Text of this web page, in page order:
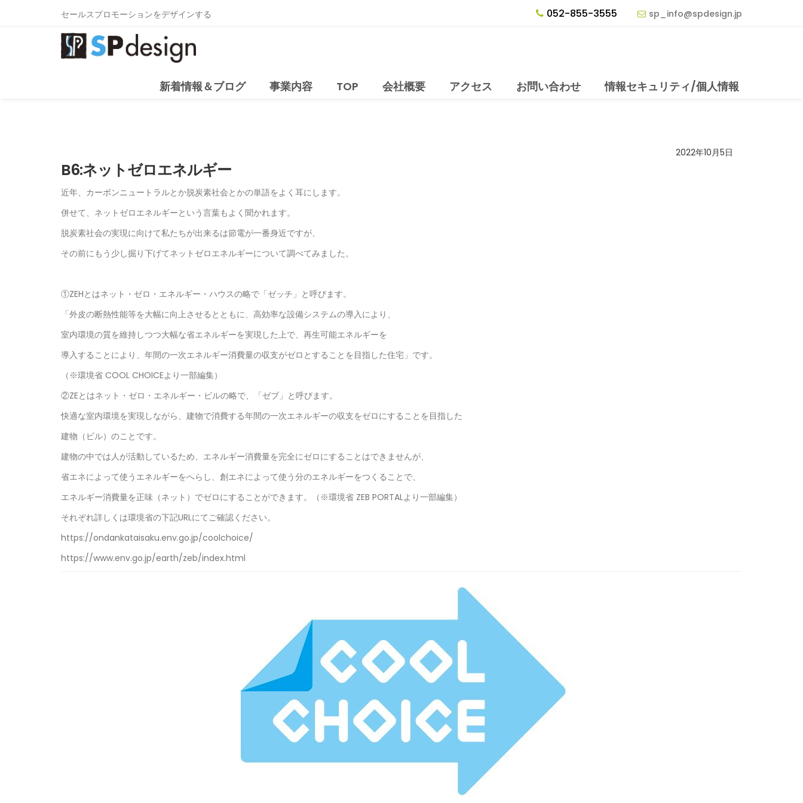
セールスプロモーションをデザインする 052-855-3555 sp_info@spdesign.jp
新着情報＆ブログ 事業内容 TOP 会社概要 アクセス お問い合わせ 情報セキュリティ/個人情報
2022年10月5日
B6:ネットゼロエネルギー
近年、カーボンニュートラルとか脱炭素社会とかの単語をよく耳にします。
併せて、ネットゼロエネルギーという言葉もよく聞かれます。
脱炭素社会の実現に向けて私たちが出来るは節電が一番身近ですが、
その前にもう少し掘り下げてネットゼロエネルギーについて調べてみました。
①ZEHとはネット・ゼロ・エネルギー・ハウスの略で「ゼッチ」と呼びます。
「外皮の断熱性能等を大幅に向上させるとともに、高効率な設備システムの導入により、
室内環境の質を維持しつつ大幅な省エネルギーを実現した上で、再生可能エネルギーを
導入することにより、年間の一次エネルギー消費量の収支がゼロとすることを目指した住宅」です。
（※環境省 COOL CHOICEより一部編集）
②ZEとはネット・ゼロ・エネルギー・ビルの略で、「ゼブ」と呼びます。
快適な室内環境を実現しながら、建物で消費する年間の一次エネルギーの収支をゼロにすることを目指した
建物（ビル）のことです。
建物の中では人が活動しているため、エネルギー消費量を完全にゼロにすることはできませんが、
省エネによって使うエネルギーをへらし、創エネによって使う分のエネルギーをつくることで、
エネルギー消費量を正味（ネット）でゼロにすることができます。（※環境省 ZEB PORTALより一部編集）
それぞれ詳しくは環境省の下記URLにてご確認ください。
https://ondankataisaku.env.go.jp/coolchoice/
https://www.env.go.jp/earth/zeb/index.html